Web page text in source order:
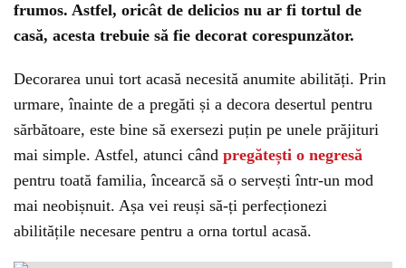
frumos. Astfel, oricât de delicios nu ar fi tortul de
casă, acesta trebuie să fie decorat corespunzător.
Decorarea unui tort acasă necesită anumite abilități. Prin
urmare, înainte de a pregăti și a decora desertul pentru
sărbătoare, este bine să exersezi puțin pe unele prăjituri
mai simple. Astfel, atunci când pregătești o negresă
pentru toată familia, încearcă să o servești într-un mod
mai neobișnuit. Așa vei reuși să-ți perfecționezi
abilitățile necesare pentru a orna tortul acasă.